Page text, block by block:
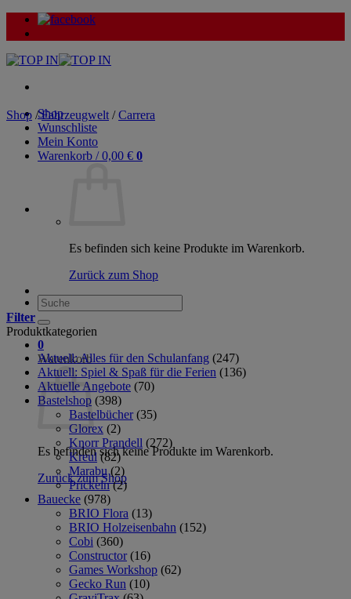
Zum
Inhalt
Shop
Wunschliste
Mein Konto
Warenkorb /0,00 € 0
Es befinden sich keine Produkte im Warenkorb.
Zurück zum Shop
Suche
nach:
0
Warenkorb
Es befinden sich keine Produkte im Warenkorb.
Zurück zum Shop
Shop / Fahrzeugwelt / Carrera
Filter
Produktkategorien
Aktuell: Alles für den Schulanfang (247)
Aktuell: Spiel & Spaß für die Ferien (136)
Aktuelle Angebote (70)
Bastelshop (398)
Bastelbücher (35)
Glorex (2)
Knorr Prandell (272)
Kreul (82)
Marabu (2)
Prickeln (2)
Bauecke (978)
BRIO Flora (13)
BRIO Holzeisenbahn (152)
Cobi (360)
Constructor (16)
Games Workshop (62)
Gecko Run (10)